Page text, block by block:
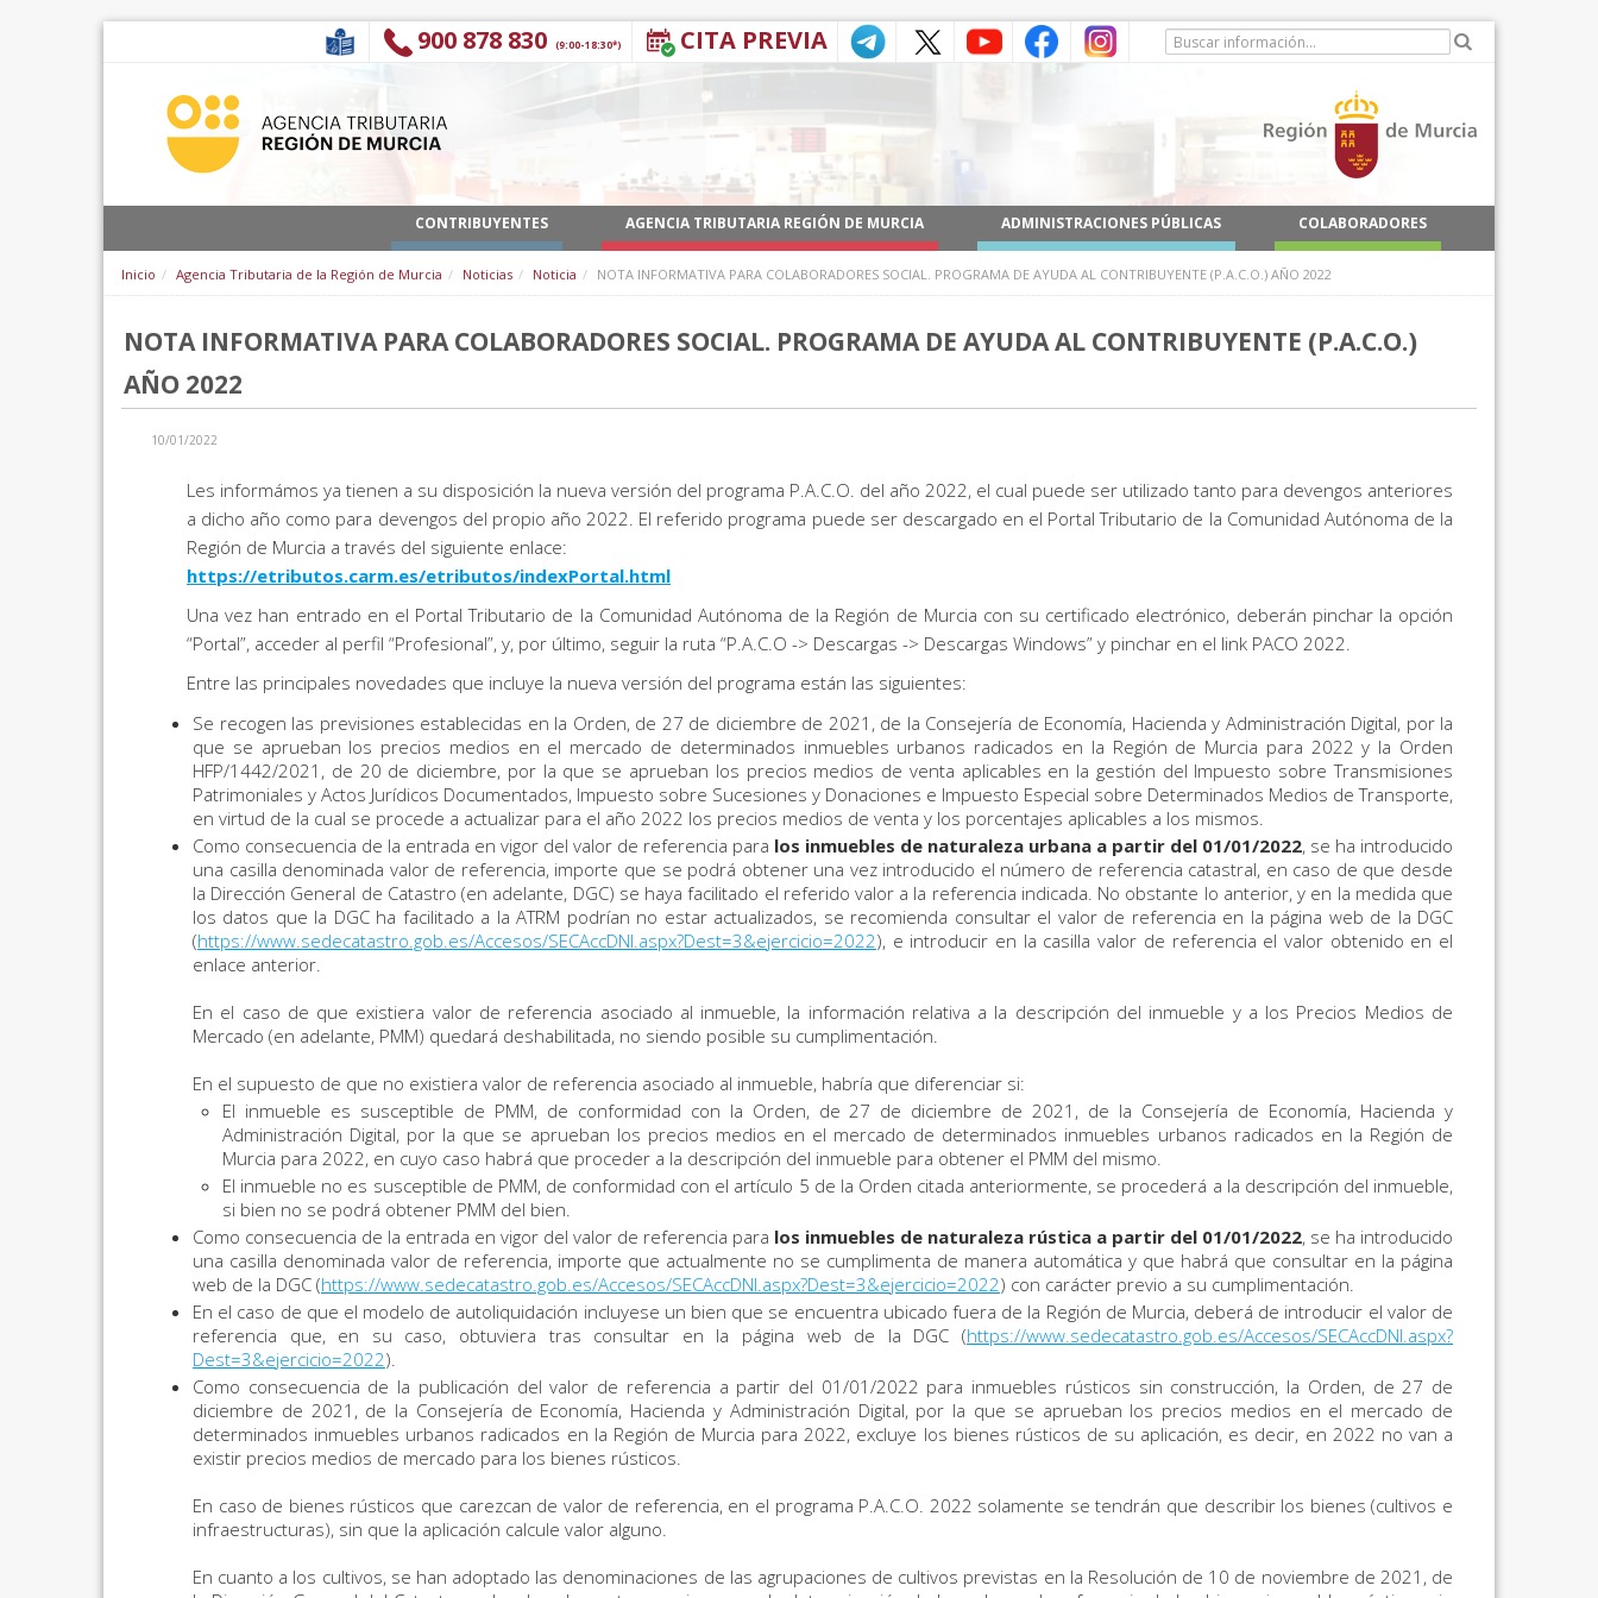
CITA PREVIA
900 878 830 (9:00-18:30*)
CONTRIBUYENTES AGENCIA TRIBUTARIA REGIÓN DE MURCIA ADMINISTRACIONES PÚBLICAS COLABORADORES
Inicio Agencia Tributaria de la Región de Murcia Noticias Noticia NOTA INFORMATIVA PARA COLABORADORES SOCIAL. PROGRAMA DE AYUDA AL CONTRIBUYENTE (P.A.C.O.) AÑO 2022
NOTA INFORMATIVA PARA COLABORADORES SOCIAL. PROGRAMA DE AYUDA AL CONTRIBUYENTE (P.A.C.O.)
AÑO 2022
10/01/2022
Les informámos ya tienen a su disposición la nueva versión del programa P.A.C.O. del año 2022, el cual puede ser utilizado tanto para devengos anteriores
a dicho año como para devengos del propio año 2022. El referido programa puede ser descargado en el Portal Tributario de la Comunidad Autónoma de la
Región de Murcia a través del siguiente enlace:
https://etributos.carm.es/etributos/indexPortal.html
Una vez han entrado en el Portal Tributario de la Comunidad Autónoma de la Región de Murcia con su certificado electrónico, deberán pinchar la opción
“Portal”, acceder al perfil “Profesional”, y, por último, seguir la ruta “P.A.C.O -> Descargas -> Descargas Windows” y pinchar en el link PACO 2022.
Entre las principales novedades que incluye la nueva versión del programa están las siguientes:
Se recogen las previsiones establecidas en la Orden, de 27 de diciembre de 2021, de la Consejería de Economía, Hacienda y Administración Digital, por la
que se aprueban los precios medios en el mercado de determinados inmuebles urbanos radicados en la Región de Murcia para 2022 y la Orden
HFP/1442/2021, de 20 de diciembre, por la que se aprueban los precios medios de venta aplicables en la gestión del Impuesto sobre Transmisiones
Patrimoniales y Actos Jurídicos Documentados, Impuesto sobre Sucesiones y Donaciones e Impuesto Especial sobre Determinados Medios de Transporte,
en virtud de la cual se procede a actualizar para el año 2022 los precios medios de venta y los porcentajes aplicables a los mismos.
Como consecuencia de la entrada en vigor del valor de referencia para los inmuebles de naturaleza urbana a partir del 01/01/2022, se ha introducido
una casilla denominada valor de referencia, importe que se podrá obtener una vez introducido el número de referencia catastral, en caso de que desde
la Dirección General de Catastro (en adelante, DGC) se haya facilitado el referido valor a la referencia indicada. No obstante lo anterior, y en la medida que
los datos que la DGC ha facilitado a la ATRM podrían no estar actualizados, se recomienda consultar el valor de referencia en la página web de la DGC
(https://www.sedecatastro.gob.es/Accesos/SECAccDNI.aspx?Dest=3&ejercicio=2022), e introducir en la casilla valor de referencia el valor obtenido en el
enlace anterior.
En el caso de que existiera valor de referencia asociado al inmueble, la información relativa a la descripción del inmueble y a los Precios Medios de
Mercado (en adelante, PMM) quedará deshabilitada, no siendo posible su cumplimentación.
En el supuesto de que no existiera valor de referencia asociado al inmueble, habría que diferenciar si:
El inmueble es susceptible de PMM, de conformidad con la Orden, de 27 de diciembre de 2021, de la Consejería de Economía, Hacienda y
Administración Digital, por la que se aprueban los precios medios en el mercado de determinados inmuebles urbanos radicados en la Región de
Murcia para 2022, en cuyo caso habrá que proceder a la descripción del inmueble para obtener el PMM del mismo.
El inmueble no es susceptible de PMM, de conformidad con el artículo 5 de la Orden citada anteriormente, se procederá a la descripción del inmueble,
si bien no se podrá obtener PMM del bien.
Como consecuencia de la entrada en vigor del valor de referencia para los inmuebles de naturaleza rústica a partir del 01/01/2022, se ha introducido
una casilla denominada valor de referencia, importe que actualmente no se cumplimenta de manera automática y que habrá que consultar en la página
web de la DGC (https://www.sedecatastro.gob.es/Accesos/SECAccDNI.aspx?Dest=3&ejercicio=2022) con carácter previo a su cumplimentación.
En el caso de que el modelo de autoliquidación incluyese un bien que se encuentra ubicado fuera de la Región de Murcia, deberá de introducir el valor de
referencia que, en su caso, obtuviera tras consultar en la página web de la DGC (https://www.sedecatastro.gob.es/Accesos/SECAccDNI.aspx?
Dest=3&ejercicio=2022).
Como consecuencia de la publicación del valor de referencia a partir del 01/01/2022 para inmuebles rústicos sin construcción, la Orden, de 27 de
diciembre de 2021, de la Consejería de Economía, Hacienda y Administración Digital, por la que se aprueban los precios medios en el mercado de
determinados inmuebles urbanos radicados en la Región de Murcia para 2022, excluye los bienes rústicos de su aplicación, es decir, en 2022 no van a
existir precios medios de mercado para los bienes rústicos.
En caso de bienes rústicos que carezcan de valor de referencia, en el programa P.A.C.O. 2022 solamente se tendrán que describir los bienes (cultivos e
infraestructuras), sin que la aplicación calcule valor alguno.
En cuanto a los cultivos, se han adoptado las denominaciones de las agrupaciones de cultivos previstas en la Resolución de 10 de noviembre de 2021, de